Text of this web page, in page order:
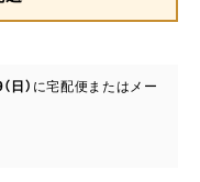
日） に宅配便またはメー